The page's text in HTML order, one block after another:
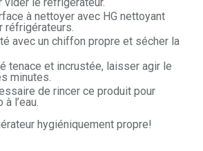
vider le réfrigérateur.
à nettoyer avec HG nettoyant
réfrigérateurs.
avec un chiffon propre et sécher la
tenace et incrustée, laisser agir le
minutes.
de rincer ce produit pour
l’eau.
hygiéniquement propre!